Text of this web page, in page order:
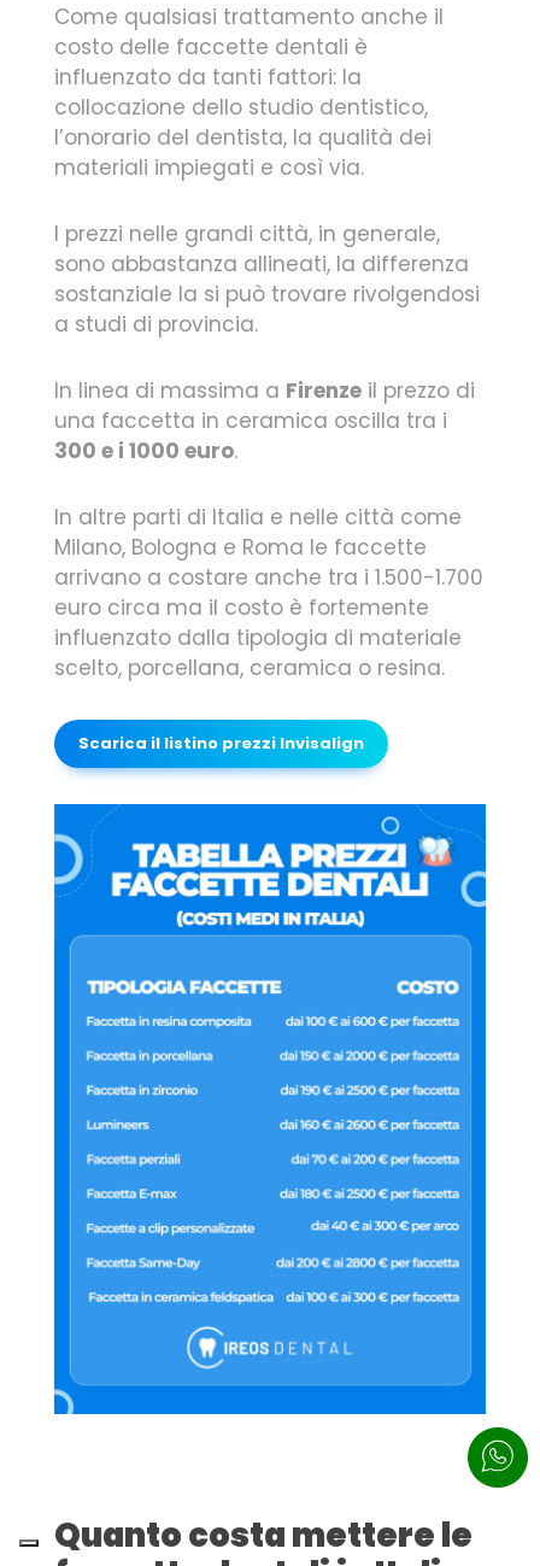
Come qualsiasi trattamento anche il
costo delle faccette dentali è
influenzato da tanti fattori: la
collocazione dello studio dentistico,
l’onorario del dentista, la qualità dei
materiali impiegati e così via.
I prezzi nelle grandi città, in generale,
sono abbastanza allineati, la differenza
sostanziale la si può trovare rivolgendosi
a studi di provincia.
In linea di massima a Firenze il prezzo di
una faccetta in ceramica oscilla tra i
300 e i 1000 euro.
In altre parti di Italia e nelle città come
Milano, Bologna e Roma le faccette
arrivano a costare anche tra i 1.500-1.700
euro circa ma il costo è fortemente
influenzato dalla tipologia di materiale
scelto, porcellana, ceramica o resina.
Scarica il listino prezzi Invisalign
Quanto costa mettere le